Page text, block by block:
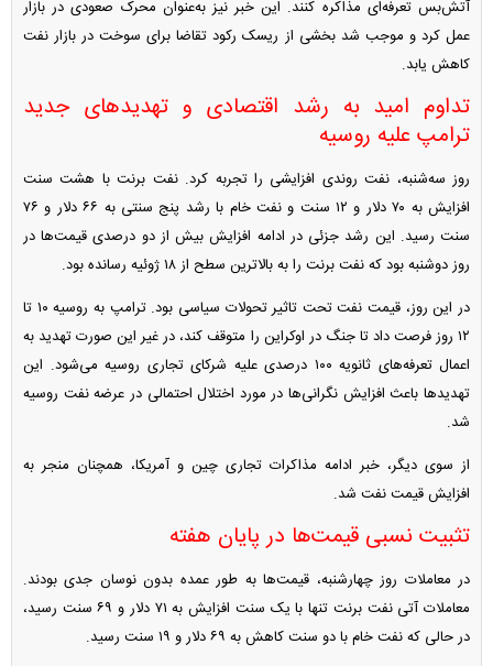
آتش‌بس تعرفه‌ای مذاکره کنند. این خبر نیز به‌عنوان محرک صعودی در بازار
عمل کرد و موجب شد بخشی از ریسک رکود تقاضا برای سوخت در بازار نفت
کاهش یابد.
تداوم امید به رشد اقتصادی و تهدید‌های جدید
ترامپ علیه روسیه
روز سه‌شنبه، نفت روندی افزایشی را تجربه کرد. نفت برنت با هشت سنت
افزایش به ۷۰ دلار و ۱۲ سنت و نفت خام با رشد پنج سنتی به ۶۶ دلار و ۷۶
سنت رسید. این رشد جزئی در ادامه افزایش بیش از دو درصدی قیمت‌ها در
روز دوشنبه بود که نفت برنت را به بالاترین سطح از ۱۸ ژوئیه رسانده بود.
در این روز، قیمت نفت تحت تاثیر تحولات سیاسی بود. ترامپ به روسیه ۱۰ تا
۱۲ روز فرصت داد تا جنگ در اوکراین را متوقف کند، در غیر این صورت تهدید به
اعمال تعرفه‌های ثانویه ۱۰۰ درصدی علیه شرکای تجاری روسیه می‌شود. این
تهدید‌ها باعث افزایش نگرانی‌ها در مورد اختلال احتمالی در عرضه نفت روسیه
شد.
از سوی دیگر، خبر ادامه مذاکرات تجاری چین و آمریکا، همچنان منجر به
افزایش قیمت نفت شد.
تثبیت نسبی قیمت‌ها در پایان هفته
در معاملات روز چهارشنبه، قیمت‌ها به طور عمده بدون نوسان جدی بودند.
معاملات آتی نفت برنت تنها با یک سنت افزایش به ۷۱ دلار و ۶۹ سنت رسید،
در حالی که نفت خام با دو سنت کاهش به ۶۹ دلار و ۱۹ سنت رسید.